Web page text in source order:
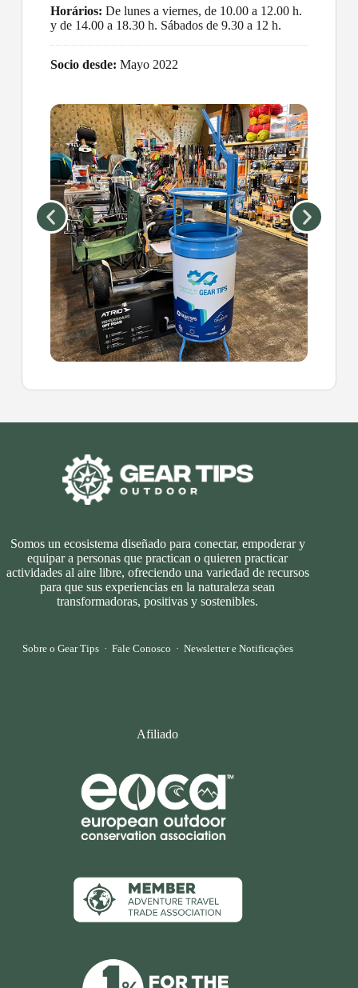
Horários: De lunes a viernes, de 10.00 a 12.00 h.
y de 14.00 a 18.30 h. Sábados de 9.30 a 12 h.
Socio desde: Mayo 2022
Somos un ecosistema diseñado para conectar, empoderar y
equipar a personas que practican o quieren practicar
actividades al aire libre, ofreciendo una variedad de recursos
para que sus experiencias en la naturaleza sean
transformadoras, positivas y sostenibles.
Sobre o Gear Tips· Fale Conosco · Newsletter e Notificações
Afiliado